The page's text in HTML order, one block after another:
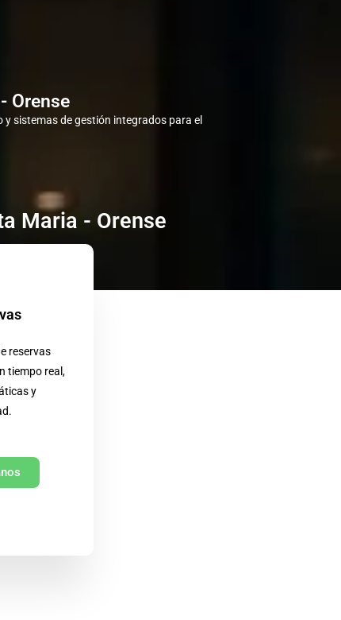
Orense
sistemas de gestión integrados para el
Maria - Orense
reservas
tiempo real,
y